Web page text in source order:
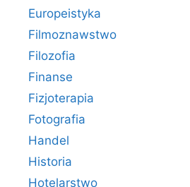
Europeistyka
Filmoznawstwo
Filozofia
Finanse
Fizjoterapia
Fotografia
Handel
Historia
Hotelarstwo